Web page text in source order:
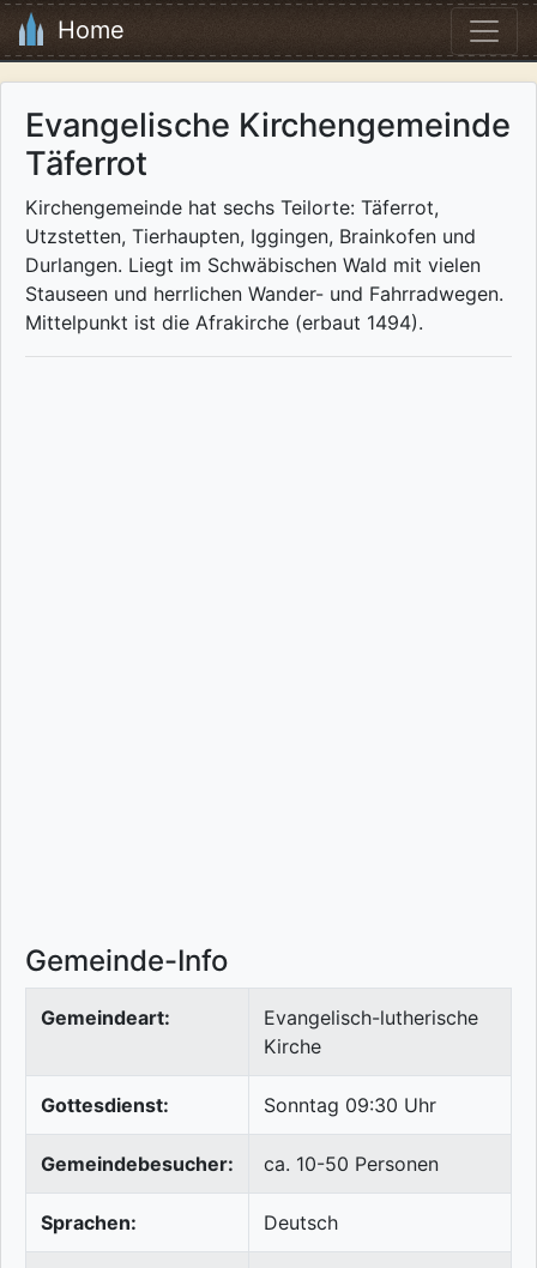
Home
Evangelische Kirchengemeinde
Täferrot
Kirchengemeinde hat sechs Teilorte: Täferrot,
Utzstetten, Tierhaupten, Iggingen, Brainkofen und
Durlangen. Liegt im Schwäbischen Wald mit vielen
Stauseen und herrlichen Wander- und Fahrradwegen.
Mittelpunkt ist die Afrakirche (erbaut 1494).
Gemeinde-Info
Gemeindeart:
Evangelisch-lutherische
Kirche
Gottesdienst: Sonntag 09:30 Uhr
Gemeindebesucher: ca. 10-50 Personen
Sprachen: Deutsch